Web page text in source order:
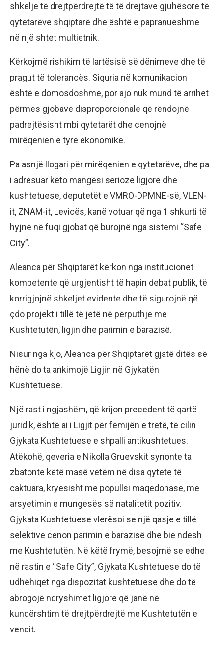
shkelje të drejtpërdrejtë të të drejtave gjuhësore të
qytetarëve shqiptarë dhe është e papranueshme
në një shtet multietnik.
Kërkojmë rishikim të lartësisë së dënimeve dhe të
pragut të tolerancës. Siguria në komunikacion
është e domosdoshme, por ajo nuk mund të arrihet
përmes gjobave disproporcionale që rëndojnë
padrejtësisht mbi qytetarët dhe cenojnë
mirëqenien e tyre ekonomike.
Pa asnjë llogari për mirëqenien e qytetarëve, dhe pa
i adresuar këto mangësi serioze ligjore dhe
kushtetuese, deputetët e VMRO-DPMNE-së, VLEN-
it, ZNAM-it, Levicës, kanë votuar që nga 1 shkurti të
hyjnë në fuqi gjobat që burojnë nga sistemi “Safe
City”.
Aleanca për Shqiptarët kërkon nga institucionet
kompetente që urgjentisht të hapin debat publik, të
korrigjojnë shkeljet evidente dhe të sigurojnë që
çdo projekt i tillë të jetë në përputhje me
Kushtetutën, ligjin dhe parimin e barazisë.
Nisur nga kjo, Aleanca për Shqiptarët gjatë ditës së
hënë do ta ankimojë Ligjin në Gjykatën
Kushtetuese.
Një rast i ngjashëm, që krijon precedent të qartë
juridik, është ai i Ligjit për fëmijën e tretë, të cilin
Gjykata Kushtetuese e shpalli antikushtetues.
Atëkohë, qeveria e Nikolla Gruevskit synonte ta
zbatonte këtë masë vetëm në disa qytete të
caktuara, kryesisht me popullsi maqedonase, me
arsyetimin e mungesës së natalitetit pozitiv.
Gjykata Kushtetuese vlerësoi se një qasje e tillë
selektive cenon parimin e barazisë dhe bie ndesh
me Kushtetutën. Në këtë frymë, besojmë se edhe
në rastin e “Safe City”, Gjykata Kushtetuese do të
udhëhiqet nga dispozitat kushtetuese dhe do të
abrogojë ndryshimet ligjore që janë në
kundërshtim të drejtpërdrejtë me Kushtetutën e
vendit.